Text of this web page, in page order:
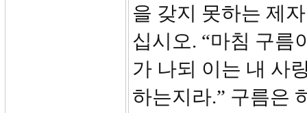
을 갖지 못하는 제
십시오. “마침 구름
가 나되 이는 내 사
하는지라.” 구름은